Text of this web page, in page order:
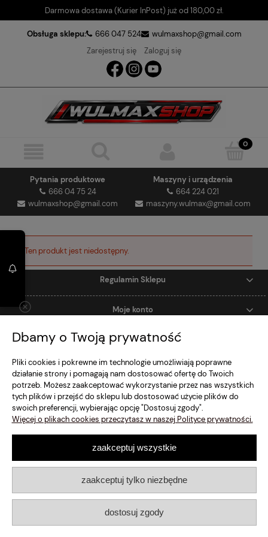
Darmowa dostawa (Kurier InPost) już od 180,00 zł.
Obsługa sklepu: 666 047 524
wulmaxshop@gmail.com
Zarejestruj się
Zaloguj się
Pytania produktowe
666 04 75 24
wulmaxshop@gmail.com
Maszyny i urządzenia
664 224 021
maszyny.wulmax@gmail.com
Ten produkt jest niedostępny.
Regulamin Sklepu
Moje konto
Dostawa i Płatność
Szybki Kontakt
pokaż pełną wersję strony
Sklep internetowy Shoper.pl
Dbamy o Twoją prywatność
Pliki cookies i pokrewne im technologie umożliwiają poprawne
działanie strony i pomagają nam dostosować ofertę do Twoich
potrzeb. Możesz zaakceptować wykorzystanie przez nas wszystkich
tych plików i przejść do sklepu lub dostosować użycie plików do
swoich preferencji, wybierając opcję "Dostosuj zgody".
Więcej o plikach cookies przeczytasz w naszej Polityce prywatności.
zaakceptuj tylko niezbędne
dostosuj zgody
zaakceptuj wszystkie